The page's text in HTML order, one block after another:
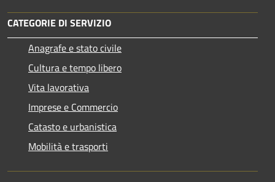
CATEGORIE DI SERVIZIO
Anagrafe e stato civile
Cultura e tempo libero
Vita lavorativa
Imprese e Commercio
Catasto e urbanistica
Mobilità e trasporti